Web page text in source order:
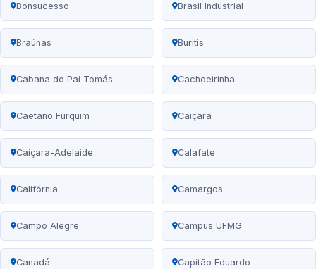
Bonsucesso Brasil Industrial
Braúnas Buritis
Cabana do Pai Tomás Cachoeirinha
Caetano Furquim Caiçara
Caiçara-Adelaide Calafate
Califórnia Camargos
Campo Alegre Campus UFMG
Canadá Capitão Eduardo